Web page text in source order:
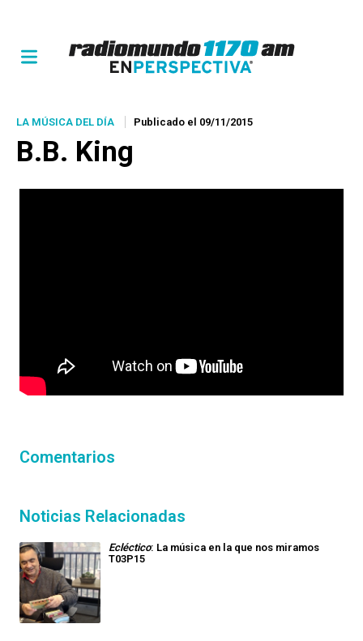
LA MÚSICA DEL DÍA Publicado el 09/11/2015
B.B. King
Comentarios
Noticias Relacionadas
Ecléctico: La música en la que nos miramos
T03P15